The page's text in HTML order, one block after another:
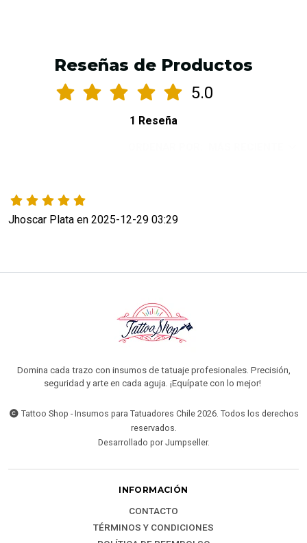
Reseñas de Productos
5.0
1 Reseña
Jhoscar Plata en 2025-12-29 03:29
Domina cada trazo con insumos de tatuaje profesionales. Precisión,
seguridad y arte en cada aguja. ¡Equípate con lo mejor!
Tattoo Shop - Insumos para Tatuadores Chile 2026. Todos los derechos
reservados.
Desarrollado por Jumpseller.
INFORMACIÓN
CONTACTO
TÉRMINOS Y CONDICIONES